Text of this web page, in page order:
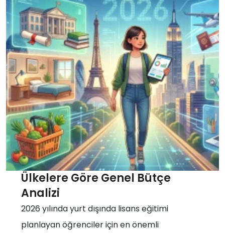
Ülkelere Göre Genel Bütçe
Analizi
2026 yılında yurt dışında lisans eğitimi
planlayan öğrenciler için en önemli